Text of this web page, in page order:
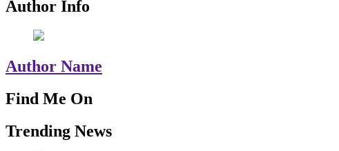
Author Info
Author Name
Find Me On
Trending News